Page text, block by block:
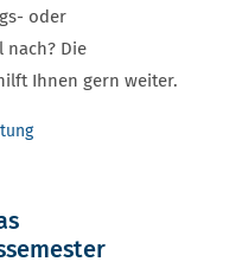
oder
nach? Die
Ihnen gern weiter.